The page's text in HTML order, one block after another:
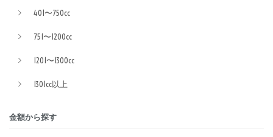
401〜750cc
751〜1200cc
1201〜1300cc
1301cc以上
金額から探す